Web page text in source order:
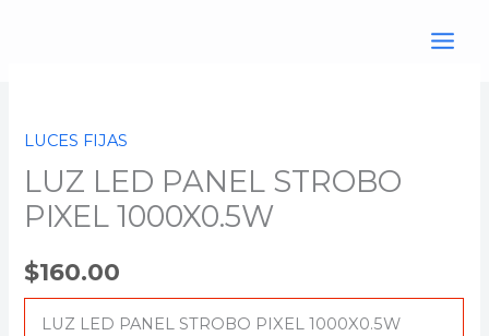
LUCES FIJAS
LUZ LED PANEL STROBO
PIXEL 1000X0.5W
$160.00
LUZ LED PANEL STROBO PIXEL 1000X0.5W
PANEL
STROBO
PIXEL
1000X0.5W
cantidad